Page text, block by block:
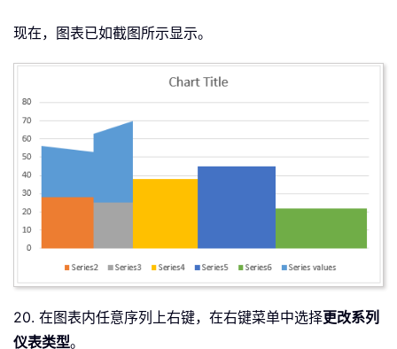
现在，图表已如截图所示显示。
20. 在图表内任意序列上右键，在右键菜单中选择更改系列
仪表类型。